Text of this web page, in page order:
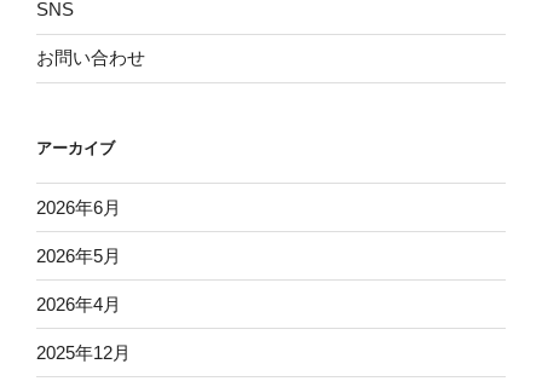
SNS
お問い合わせ
アーカイブ
2026年6月
2026年5月
2026年4月
2025年12月